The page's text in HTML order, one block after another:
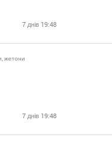
7 днів 19:48
жетони
7 днів 19:48